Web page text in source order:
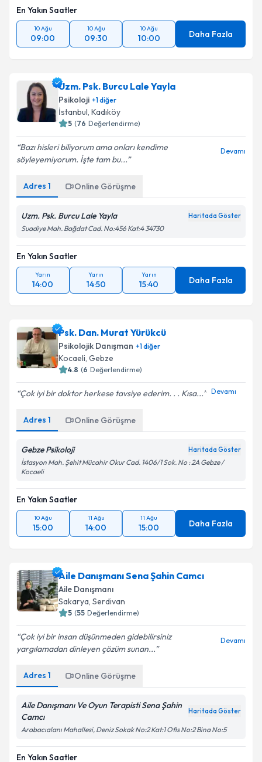
En Yakın Saatler
10 Ağu
09:00
10 Ağu
09:30
10 Ağu
10:00 Daha Fazla
Uzm. Psk. Burcu Lale Yayla
Psikoloji +1diğer
İstanbul, Kadıköy
5 (76 Değerlendirme)
Bazı hisleri biliyorum ama onları kendime
söyleyemiyorum. İşte tam bu...
Devamı
Adres 1 Online Görüşme
Uzm. Psk. Burcu Lale Yayla Haritada Göster
Suadiye Mah. Bağdat Cad. No:456 Kat:4 34730
En Yakın Saatler
Yarın
14:00
Yarın
14:50
Yarın
15:40 Daha Fazla
Psk. Dan. Murat Yürükcü
Psikolojik Danışman +1diğer
Kocaeli, Gebze
4.8 (6 Değerlendirme)
Çok iyi bir doktor herkese tavsiye ederim. . . Kısa... Devamı
Adres 1 Online Görüşme
Gebze Psikoloji Haritada Göster
İstasyon Mah. Şehit Mücahir Okur Cad. 1406/1 Sok. No : 2A Gebze /
Kocaeli
En Yakın Saatler
10 Ağu
15:00
11 Ağu
14:00
11 Ağu
15:00 Daha Fazla
Aile Danışmanı Sena Şahin Camcı
Aile Danışmanı
Sakarya, Serdivan
5 (55 Değerlendirme)
Çok iyi bir insan düşünmeden gidebilirsiniz
yargılamadan dinleyen çözüm sunan...
Devamı
Adres 1 Online Görüşme
Aile Danışmanı Ve Oyun Terapisti Sena Şahin
Camcı
Haritada Göster
Arabacıalanı Mahallesi, Deniz Sokak No:2 Kat:1 Ofis No:2 Bina No:5
En Yakın Saatler